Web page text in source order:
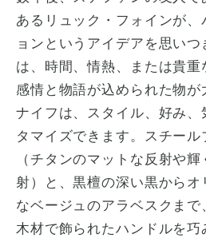
あるリュック・フォインが
ョンというアイデアを思い
は、時間、情熱、または貴重
感情と物語が込められた物
ナイフは、スタイル、好み、
タマイズできます。スチー
（チタンのマットな反射や
射）と、黒檀の深い黒からオ
なベージュのアラベスクま
木材で飾られたハンドルを